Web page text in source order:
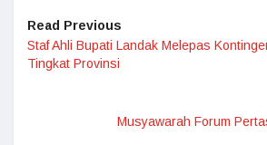
Read Previous
Staf Ahli Bupati Landak Melepas
Tingkat Provinsi
Musyawarah Forum